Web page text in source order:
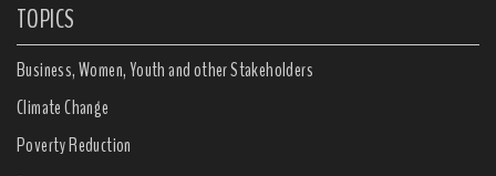
TOPICS
Business, Women, Youth and other Stakeholders
Climate Change
Poverty Reduction